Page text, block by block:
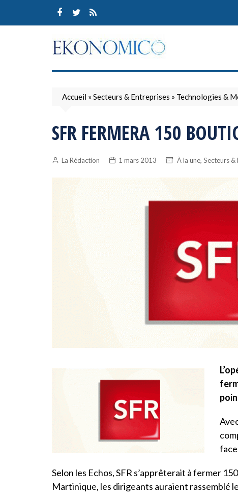
content
Accueil » Secteurs & Entreprises » Technologies &
SFR FERMERA 150
La Rédaction 1 mars 2013 À la une, Secteurs &
Selon les Echos, SFR s’apprêterait à fermer
Martinique, les dirigeants auraient rassemblé